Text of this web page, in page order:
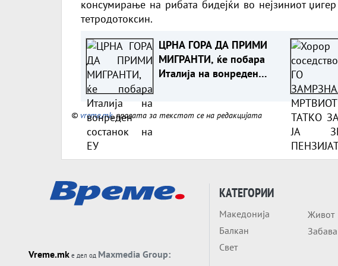
консумирање на рибата бидејќи во нејзиниот
тетродотоксин.
ЦРНА ГОРА ДА ПРИМИ
МИГРАНТИ, ќе побара
Италија на вонреден
© vreme.mk, правата за текстот се на редакцијата
Vreme.mk е дел од Maxmedia Group:
КАТЕГОРИИ
Македонија
Балкан
Свет
Живот
Забава